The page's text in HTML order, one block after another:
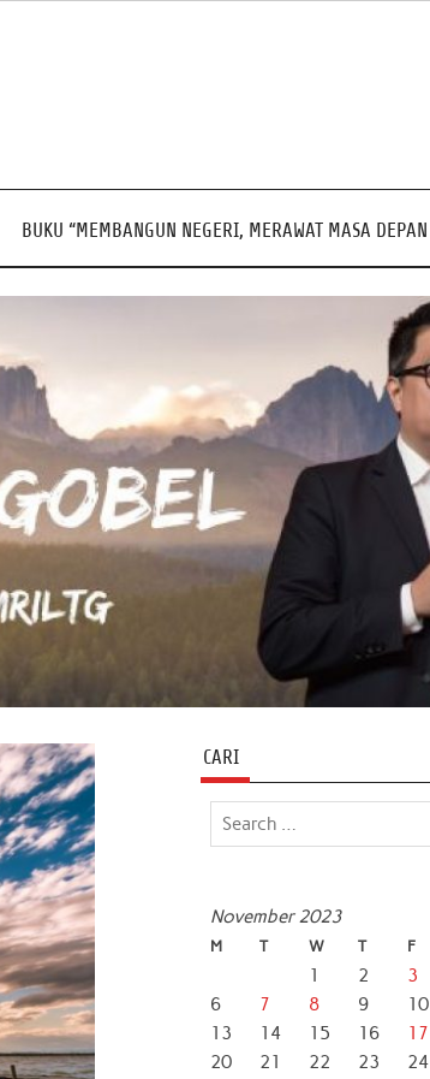
BUKU “MEMBANGUN NEGERI, MERAWAT MASA DEPAN
CARI
November 2023
M T W T F
1 2 3
6
7 8 9 10
13
14 15 16 17
20
21 22 23 24